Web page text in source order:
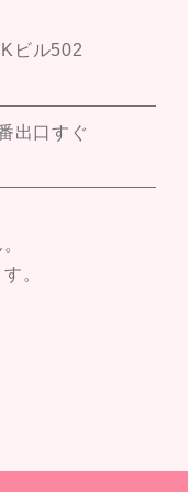
ビル502
出口すぐ
。